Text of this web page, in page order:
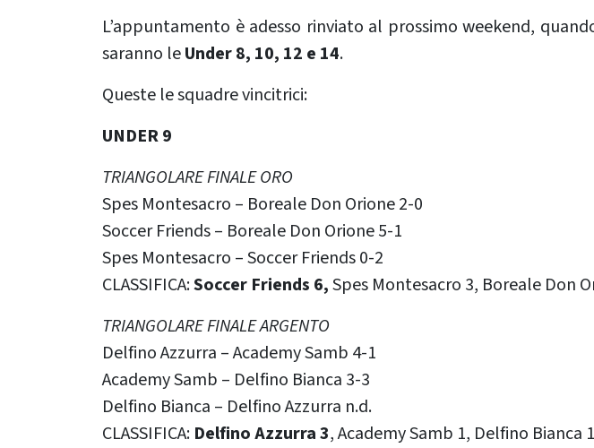
L’appuntamento è adesso rinviato al prossimo weekend,
saranno leUnder 8, 10, 12 e 14.
Queste le squadre vincitrici:
UNDER 9
TRIANGOLARE FINALE ORO
Spes Montesacro – Boreale Don Orione 2-0
Soccer Friends – Boreale Don Orione 5-1
Spes Montesacro – Soccer Friends 0-2
CLASSIFICA:Soccer Friends 6,Spes Montesacro 3, Boreale Don
TRIANGOLARE FINALE ARGENTO
Delfino Azzurra – Academy Samb 4-1
Academy Samb – Delfino Bianca 3-3
Delfino Bianca – Delfino Azzurra n.d.
CLASSIFICA: Delfino Azzurra 3, Academy Samb 1, Delfino Bianca